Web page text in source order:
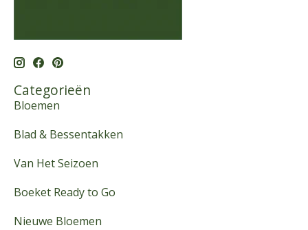
Categorieën
Bloemen
Blad & Bessentakken
Van Het Seizoen
Boeket Ready to Go
Nieuwe Bloemen